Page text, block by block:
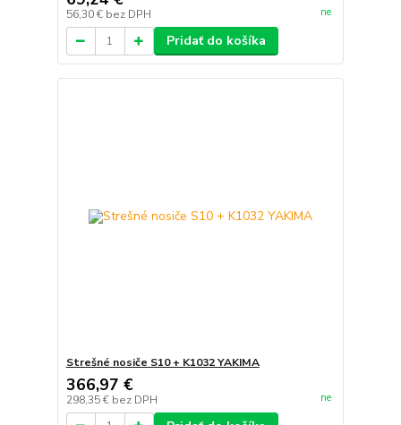
56,30 € bez DPH ne
Pridať do košíka
Strešné nosiče S10 + K1032 YAKIMA
366,97 €
298,35 € bez DPH ne